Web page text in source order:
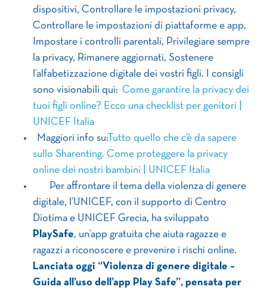
dispositivi, Controllare le impostazioni privacy,
Controllare le impostazioni di piattaforme e app,
Impostare i controlli parentali, Privilegiare sempre
la privacy, Rimanere aggiornati, Sostenere
l’alfabetizzazione digitale dei vostri figli. I consigli
sono visionabili qui: Come garantire la privacy dei
tuoi figli online? Ecco una checklist per genitori |
UNICEF Italia
Maggiori info su:Tutto quello che c’è da sapere
sullo Sharenting. Come proteggere la privacy
online dei nostri bambini | UNICEF Italia
Per affrontare il tema della violenza di genere
digitale, l’UNICEF, con il supporto di Centro
Diotima e UNICEF Grecia, ha sviluppato
PlaySafe, un’app gratuita che aiuta ragazze e
ragazzi a riconoscere e prevenire i rischi online.
Lanciata oggi “Violenza di genere digitale –
Guida all’uso dell’app Play Safe”, pensata per